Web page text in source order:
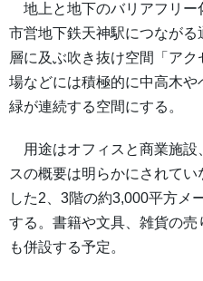
地上と地下のバリアフリー
市営地下鉄天神駅につなが
層に及ぶ吹き抜け空間「ア
場などには積極的に中高木
緑が連続する空間にする。
用途はオフィスと商業施設
スの概要は明らかにされて
した2、3階の約3,000平方メ
する。書籍や文具、雑貨の
も併設する予定。